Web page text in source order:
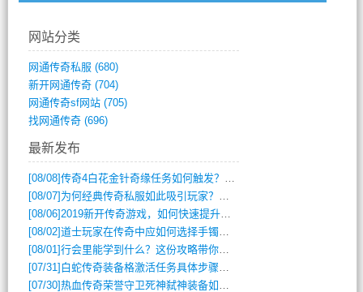
网站分类
网通传奇私服 (680)
新开网通传奇(704)
网通传奇sf网站(705)
找网通传奇(696)
最新发布
[08/08]传奇4白花金针奇缘任务如何触发？完整攻略解析
[08/07] 为何经典传奇私服如此吸引玩家？深度攻略解析
[08/06]2019新开传奇游戏，如何快速提升角色等级？
[08/02]道士玩家在传奇中应如何选择手镯装备？
[08/01]行会里能学到什么？这份攻略带你全掌握
[07/31] 白蛇传奇装备格激活任务具体步骤是什么？如何完成？
[07/30]热血传奇荣誉守卫死神弑神装备如何获取与佩戴攻略？